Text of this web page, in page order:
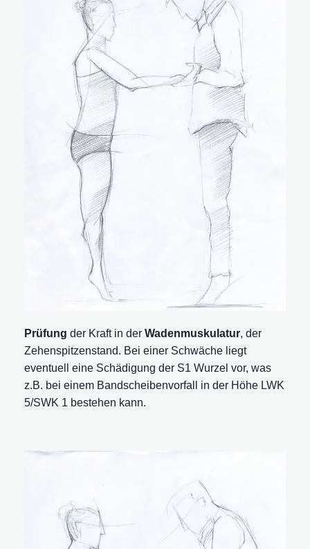
Prüfung der Kraft in der Wadenmuskulatur, der
Zehenspitzenstand. Bei einer Schwäche liegt
eventuell eine Schädigung der S1 Wurzel vor, was
z.B. bei einem Bandscheibenvorfall in der Höhe LWK
5/SWK 1 bestehen kann.